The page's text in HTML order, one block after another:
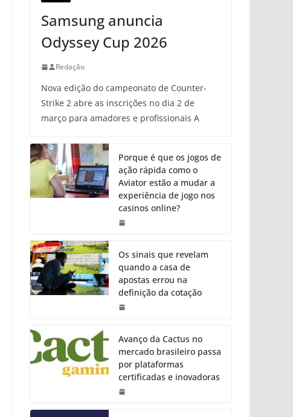
Samsung anuncia
Odyssey Cup 2026
Redação
Nova edição do campeonato de Counter-
Strike 2 abre as inscrições no dia 2 de
março para amadores e profissionais A
Porque é que os jogos de
ação rápida como o
Aviator estão a mudar a
experiência de jogo nos
casinos online?
Os sinais que revelam
quando a casa de
apostas errou na
definição da cotação
Avanço da Cactus no
mercado brasileiro passa
por plataformas
certificadas e inovadoras